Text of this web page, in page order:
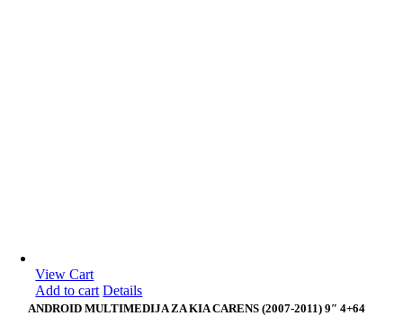
View Cart
Add to cart Details
ANDROID MULTIMEDIJA ZA KIA CARENS (2007-2011) 9″ 4+64